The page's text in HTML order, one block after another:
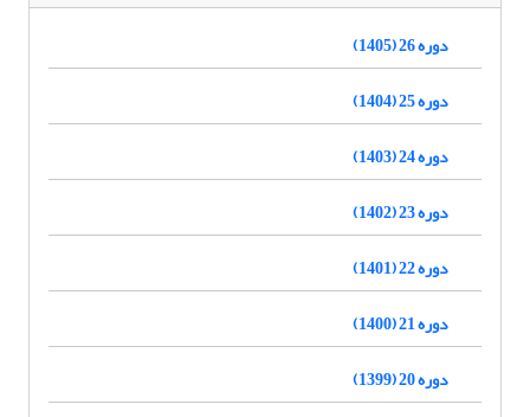
دوره 26 (1405)
دوره 25 (1404)
دوره 24 (1403)
دوره 23 (1402)
دوره 22 (1401)
دوره 21 (1400)
دوره 20 (1399)